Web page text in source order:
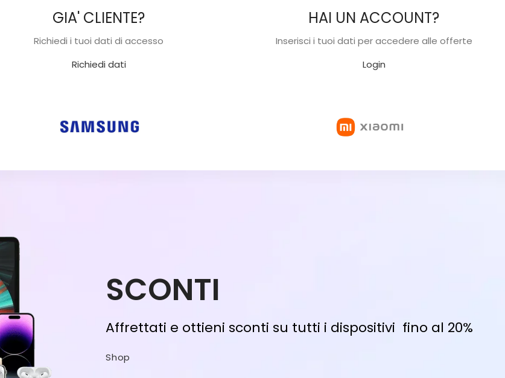
GIA' CLIENTE?
Richiedi i tuoi dati di accesso
Richiedi dati
HAI UN ACCOUNT?
Inserisci i tuoi dati per accedere alle offerte
Login
SCONTI
Affrettati e ottieni sconti su tutti i dispositivi fino al 20%
Shop